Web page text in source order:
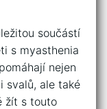
součástí
s myasthenia
nejen
svalů, ‌ale ⁢také
žít s touto